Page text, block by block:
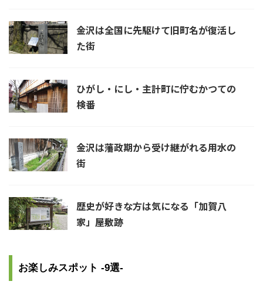
金沢は全国に先駆けて旧町名が復活し
た街
ひがし・にし・主計町に佇むかつての
検番
金沢は藩政期から受け継がれる用水の
街
歴史が好きな方は気になる「加賀八
家」屋敷跡
お楽しみスポット -9選-